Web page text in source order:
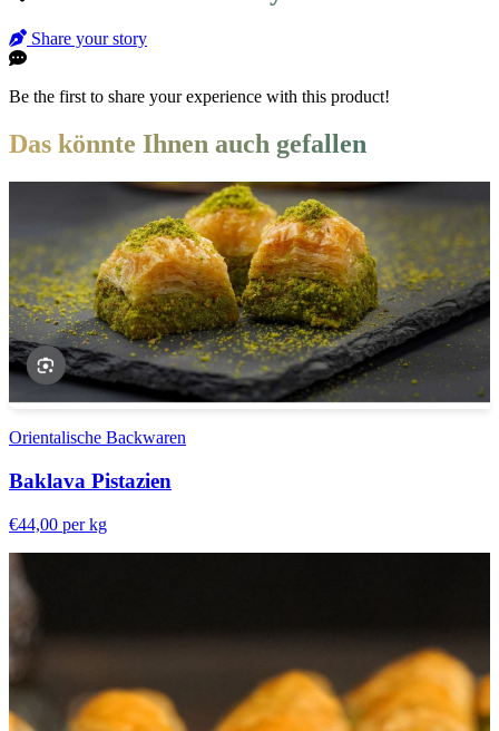
Share your story
Be the first to share your experience with this product!
Das könnte Ihnen auch gefallen
Orientalische Backwaren
Baklava Pistazien
€44,00 per kg